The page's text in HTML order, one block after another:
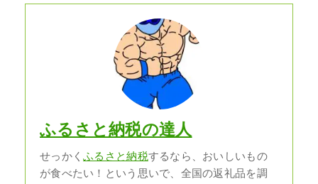
ふるさと納税の達人
せっかくふるさと納税するなら、おいしいもの
が食べたい！という思いで、全国の返礼品を調